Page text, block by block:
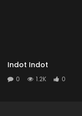
Indot Indot
0 1.2K 0